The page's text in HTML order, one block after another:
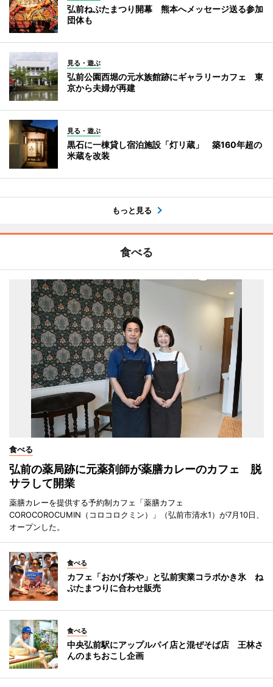
弘前ねぷたまつり開幕 熊本へメッセージ送る参加
団体も
見る・遊ぶ
弘前公園西堀の元水族館跡にギャラリーカフェ 東
京から夫婦が再建
見る・遊ぶ
黒石に一棟貸し宿泊施設「灯リ蔵」 築160年超の
米蔵を改装
もっと見る
食べる
食べる
弘前の薬局跡に元薬剤師が薬膳カレーのカフェ 脱
サラして開業
薬膳カレーを提供する予約制カフェ「薬膳カフェ
COROCOROCUMIN（コロコロクミン）」（弘前市清水1）が7月10日、
オープンした。
食べる
カフェ「おかげ茶や」と弘前実業コラボかき氷 ね
ぷたまつりに合わせ販売
食べる
中央弘前駅にアップルパイ店と混ぜそば店 王林さ
んのまちおこし企画